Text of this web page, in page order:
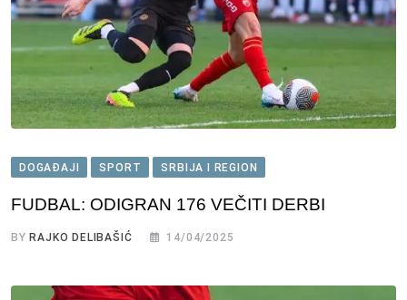
DOGAĐAJI SPORT SRBIJA I REGION
FUDBAL: ODIGRAN 176 VEČITI DERBI
BYRAJKO DELIBAŠIĆ 14/04/2025